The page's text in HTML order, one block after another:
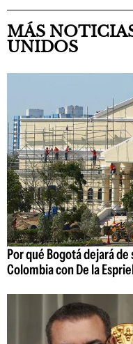
MÁS
UNIDOS
Por qué Bogotá dejará
Colombia con De la